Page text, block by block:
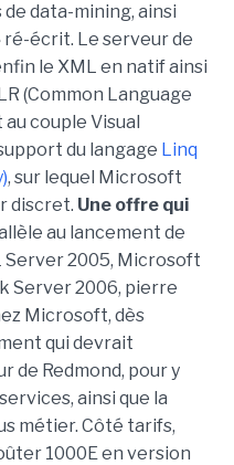
data-mining, ainsi
ré-écrit. Le serveur de
le XML en natif ainsi
(Common Language
couple Visual
du langage Linq
, sur lequel Microsoft
discret. Une offre qui
au lancement de
Server 2005, Microsoft
Server 2006, pierre
Microsoft, dès
qui devrait
de Redmond, pour y
ainsi que la
métier. Côté tarifs,
1000E en version